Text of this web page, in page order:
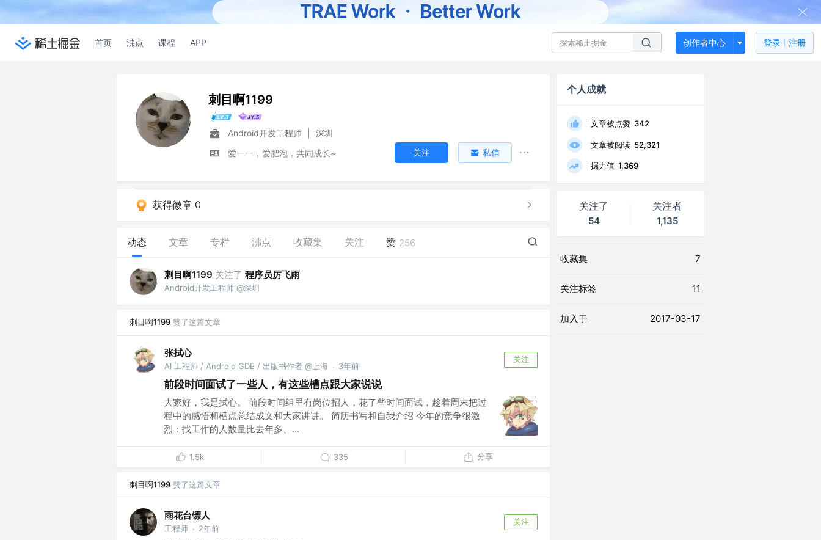
首页 沸点 课程 APP 创作者中心 登录 注册
刺目啊1199
Android开发工程师
深圳
爱一一，爱肥泡，共同成长~
关注 私信
获得徽章 0
动态 文章 专栏 沸点 收藏集 关注 赞 256
刺目啊1199 关注了 程序员厉飞雨
Android开发工程师 @深圳
刺目啊1199 赞了这篇文章
张拭心
AI 工程师 / Android GDE / 出版书作者 @上海 · 3年前
关注
前段时间面试了一些人，有这些槽点跟大家说说
大家好，我是拭心。 前段时间组里有岗位招人，花了些时间面试，趁着周末把过
程中的感悟和槽点总结成文和大家讲讲。 简历书写和自我介绍 今年的竞争很激
烈：找工作的人数量比去年多、...
1.5k 335 分享
刺目啊1199 赞了这篇文章
雨花台镖人
工程师 · 2年前
关注
个人成就
文章被点赞 342
文章被阅读 52,321
掘力值 1,369
关注了
54
关注者
1,135
收藏集 7
关注标签 11
加入于 2017-03-17